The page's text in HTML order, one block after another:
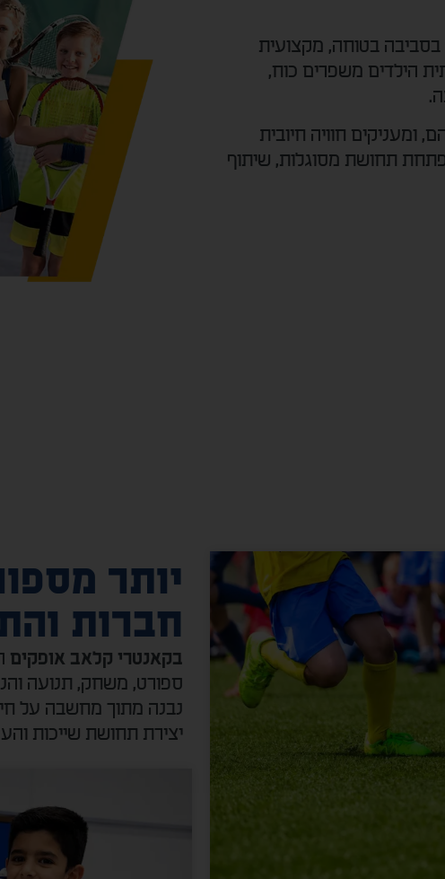
בסביבה בטוחה, מקצועית
הילדים משפרים כוח,
ומעניקים חוויה חיובית
תחושת מסוגלות, שיתוף
יותר
חברות
בקאנטרי קלאב אופקים
ספורט, משחק, תנועה
נבנה מתוך מחשבה על
יצירת תחושת שייכות